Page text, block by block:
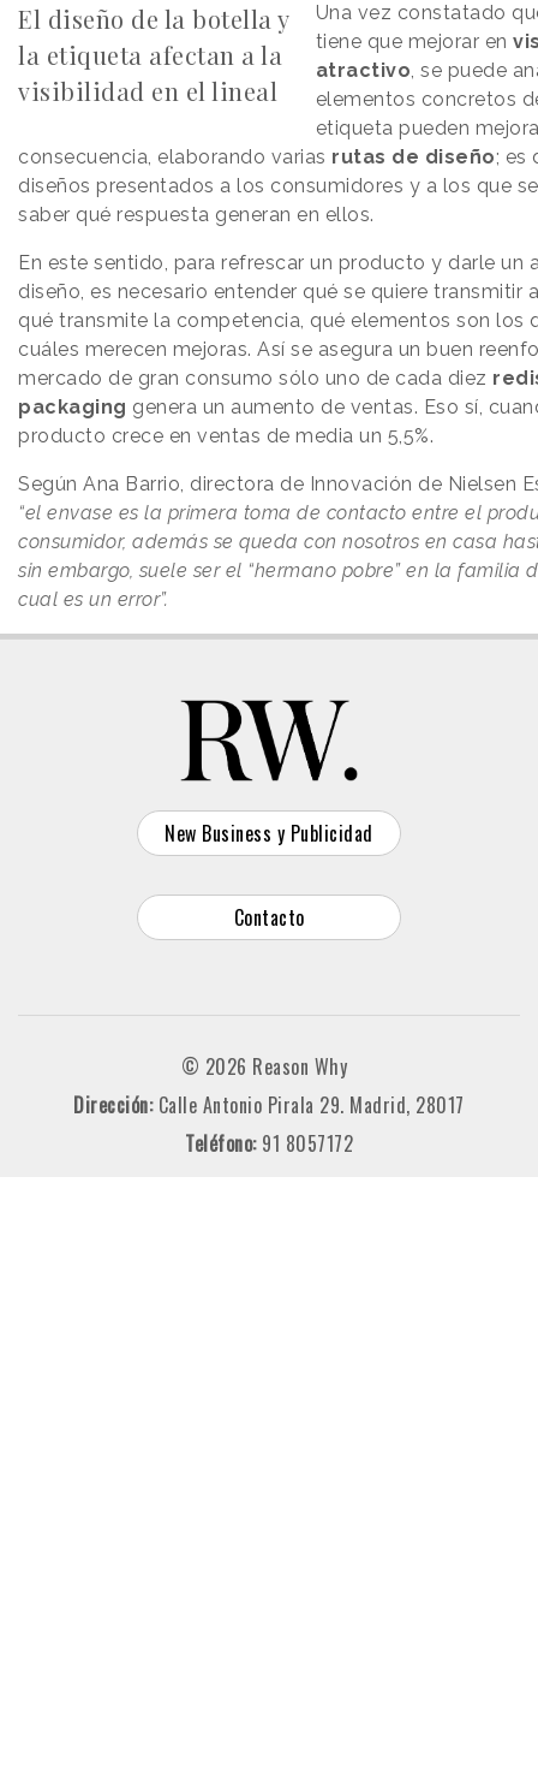
El diseño de la botella y
la etiqueta afectan a la
visibilidad en el lineal
Una vez constatado
tiene que mejorar en
atractivo, se puede
elementos concretos
etiqueta pueden
consecuencia, elaborando varias rutas de diseño; es
diseños presentados a los consumidores y a los que
saber qué respuesta generan en ellos.
En este sentido, para refrescar un producto y darle un
diseño, es necesario entender qué se quiere transmitir
qué transmite la competencia, qué elementos son los
cuáles merecen mejoras. Así se asegura un buen
mercado de gran consumo sólo uno de cada diez
packaging genera un aumento de ventas. Eso sí,
producto crece en ventas de media un 5,5%.
Según Ana Barrio, directora de Innovación de Nielsen
“el envase es la primera toma de contacto entre el
consumidor, además se queda con nosotros en casa
sin embargo, suele ser el “hermano pobre” en la familia
cual es un error”.
New Business y Publicidad
Contacto
© 2026 Reason Why
Dirección: Calle Antonio Pirala 29. Madrid, 28017
Teléfono: 91 8057172